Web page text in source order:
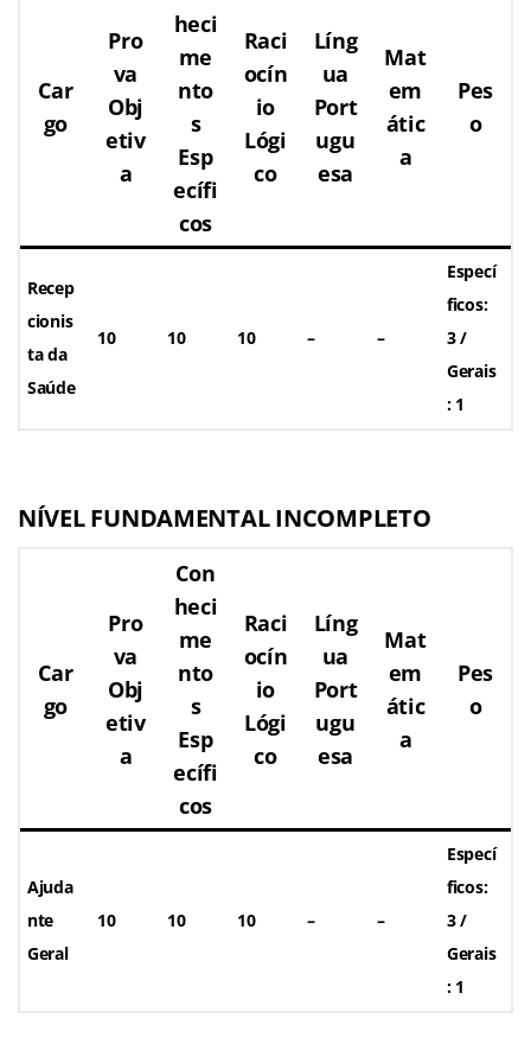
Car
go
Pro
va
Obj
etiv
a
heci
me
nto
s
Esp
ecífi
cos
Raci
ocín
io
Lógi
co
Líng
ua
Port
ugu
esa
Mat
em
átic
a
Pes
o
Recep
cionis
ta da
Saúde
10 10 10 – –
Especí
ficos:
3 /
Gerais
: 1
NÍVEL FUNDAMENTAL INCOMPLETO
Car
go
Pro
va
Obj
etiv
a
Con
heci
me
nto
s
Esp
ecífi
cos
Raci
ocín
io
Lógi
co
Líng
ua
Port
ugu
esa
Mat
em
átic
a
Pes
o
Ajuda
nte
Geral
10 10 10 – –
Especí
ficos:
3 /
Gerais
: 1